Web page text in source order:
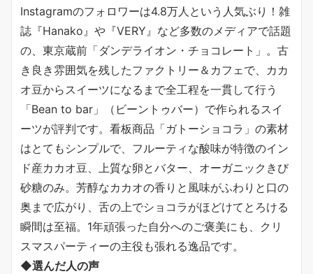
Instagramのフォロワーは4.8万人という人気ぶり！雑
誌『Hanako』や『VERY』など多数のメディアで話題
の、東京蔵前「ダンデライオン・チョコレート」。古
き良き雰囲気を残したファクトリー＆カフェで、カカ
オ豆からスイーツになるまで全工程を一貫して行う
「Bean to bar」（ビーントゥバー）で作られるスイ
ーツが評判です。看板商品「ガトーショコラ」の素材
はとてもシンプルで、フルーティな酸味が特徴のイン
ド産カカオ豆、上質な卵とバター、オーガニックきび
砂糖のみ。芳醇なカカオの香りと風味がふわりと口の
奥まで広がり、舌の上でショコラがほどけてとろける
瞬間は至福。1年頑張った自分へのご褒美にも、クリ
スマスパーティーの主役も張れる逸品です。
◆選んだ人の声